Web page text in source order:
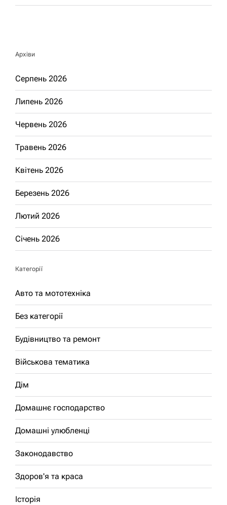
Архіви
Серпень 2026
Липень 2026
Червень 2026
Травень 2026
Квітень 2026
Березень 2026
Лютий 2026
Січень 2026
Категорії
Авто та мототехніка
Без категорії
Будівництво та ремонт
Військова тематика
Дім
Домашнє господарство
Домашні улюбленці
Законодавство
Здоров'я та краса
Історія